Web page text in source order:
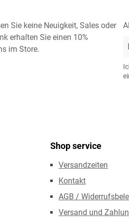
Sie keine Neuigkeit, Sales oder
erhalten Sie einen 10%
im Store.
*
Shop service
Versandzeiten
Kontakt
AGB /
Versand und